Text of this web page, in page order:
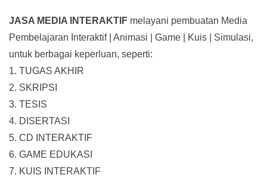
JASA MEDIA INTERAKTIF melayani pembuatan Media
Pembelajaran Interaktif| Animasi | Game | Kuis | Simulasi,
untuk berbagai keperluan, seperti:
1. TUGAS AKHIR
2. SKRIPSI
3. TESIS
4. DISERTASI
5. CD INTERAKTIF
6. GAME EDUKASI
7. KUIS INTERAKTIF